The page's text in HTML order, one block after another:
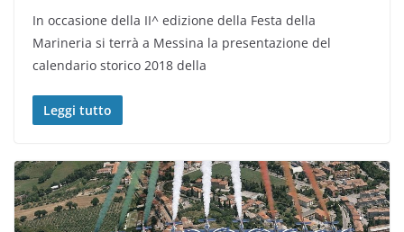
In occasione della II^ edizione della Festa della
Marineria si terrà a Messina la presentazione del
calendario storico 2018 della
Leggi tutto